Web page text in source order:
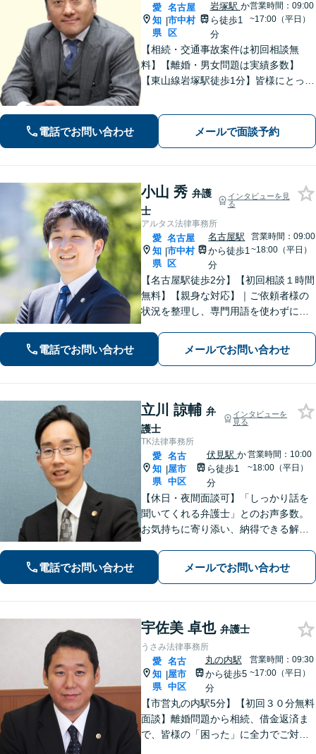
愛
知
県
|
名古屋
市中村
区
岩塚駅 か
ら徒歩1
分
営業時間：09:00
~17:00（平日）
【相続・交通事故案件は初回相談無
料】【離婚・男女問題は実績多数】
【東山線岩塚駅徒歩1分】皆様にとって
電話でお問い合わせ メールで面談予約
小山 秀 弁護
士
インタビューを見
る
アルタス法律事務所
愛
知
県
|
名古屋
市中村
区
名古屋駅
から徒歩1
分
営業時間：09:00
~18:00（平日）
【名古屋駅徒歩2分】【初回相談１時間
無料】【親身な対応】｜ご依頼者様の
状況を整理し、専門用語を使わずに、
問題（債務整理）】に強み。解決でき
るか悩む前にまずはご相談ください。
電話でお問い合わせ メールでお問い合わせ
立川 諒輔 弁
護士
インタビューを
見る
TK法律事務所
愛
知
県
|
名古
屋市
中区
伏見駅 か
ら徒歩1
分
営業時間：10:00
~18:00（平日）
【休日・夜間面談可】「しっかり話を
聞いてくれる弁護士」とのお声多数。
お気持ちに寄り添い、納得できる解決
理・企業法務など幅広く対応】複数弁
護士で協議しながら進める体制で、安
電話でお問い合わせ メールでお問い合わせ
宇佐美 卓也 弁護士
うさみ法律事務所
愛
知
県
|
名古
屋市
中区
丸の内駅
から徒歩5
分
営業時間：09:30
~17:00（平日）
【市営丸の内駅5分】【初回３０分無料
面談】離婚問題から相続、借金返済ま
で、皆様の「困った」に全力でご対